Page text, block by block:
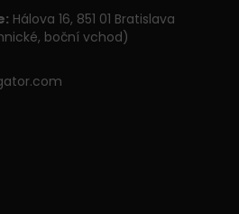
Hálova 16, 851 01 Bratislava
boční vchod)